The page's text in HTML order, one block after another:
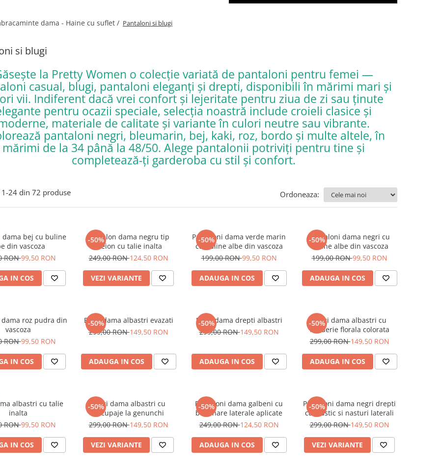
dama - Haine cu suflet / Pantaloni si blugi
si blugi
la Pretty Women o colecție variată de pantaloni pentru femei —
casual, blugi, pantaloni eleganți și drepti, disponibili în mărimi mari și
vii. Indiferent dacă vrei confort și lejeritate pentru ziua de zi sau ținute
pentru ocazii speciale, selecția noastră include croieli clasice și
materiale de calitate și variante în culori neutre sau vibrante.
pantaloni negri, bleumarin, bej, kaki, roz, bordo și multe altele, în
mărimi de la 34 până la 48/50. Alege pantalonii potriviți pentru tine și
completează-ți garderoba cu stil și confort.
1-24 din 72 produse Ordoneaza:
dama bej cu buline
din vascoza
RON99,50 RON
IN COS
-50%
Pantalon dama negru tip
creion cu talie inalta
249,00 RON124,50 RON
VEZI VARIANTE
-50%
Pantaloni dama verde marin
cu buline albe din vascoza
199,00 RON99,50 RON
ADAUGA IN COS
-50%
Pantaloni dama negri cu
buline albe din vascoza
199,00 RON99,50 RON
ADAUGA IN COS
dama roz pudra din
vascoza
RON99,50 RON
IN COS
-50%
Blugi dama albastri evazati
299,00 RON149,50 RON
ADAUGA IN COS
-50%
Blugi dama drepti albastri
299,00 RON149,50 RON
ADAUGA IN COS
-50%
Blugi dama albastri cu
broderie florala colorata
299,00 RON149,50 RON
ADAUGA IN COS
albastri cu talie
inalta
RON99,50 RON
IN COS
-50%
Blugi dama albastri cu
decupaje la genunchi
299,00 RON149,50 RON
VEZI VARIANTE
-50%
Pantaloni dama galbeni cu
buzunare laterale aplicate
249,00 RON124,50 RON
ADAUGA IN COS
-50%
Pantaloni dama negri drepti
cu elastic si nasturi laterali
299,00 RON149,50 RON
VEZI VARIANTE